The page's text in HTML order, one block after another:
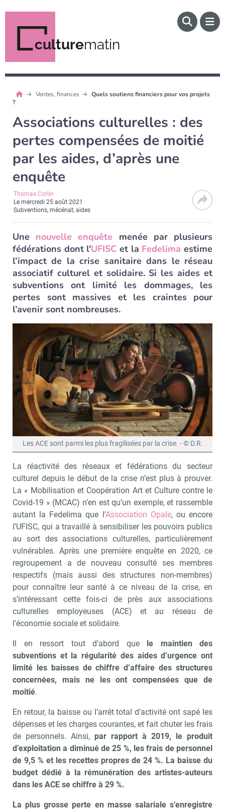
culturematin
Ventes, finances
Quels soutiens financiers pour vos projets
?
Associations culturelles : des
pertes compensées de moitié
par les aides, d’après une
enquête
Thomas Corlin
Lemercredi 25 août 2021
Subventions, mécénat, aides
Une nouvelle enquête menée par plusieurs
fédérations dont l'UFISC et la Fedelima estime
l’impact de la crise sanitaire dans le réseau
associatif culturel et solidaire. Si les aides et
subventions ont limité les dommages, les
pertes sont massives et les craintes pour
l’avenir sont nombreuses.
Les ACE sont parmi les plus fragilisées par la crise. - © D.R.
La réactivité des réseaux et fédérations du secteur
culturel depuis le début de la crise n’est plus à prouver.
La « Mobilisation et Coopération Art et Culture contre le
Covid-19 » (MCAC) n’en est qu’un exemple, et rassemble
autant la Fedelima que l'Association Opale, ou encore
l’UFISC, qui a travaillé à sensibiliser les pouvoirs publics
au sort des associations culturelles, particulièrement
vulnérables. Après une première enquête en 2020, ce
regroupement a de nouveau consulté ses membres
respectifs (mais aussi des structures non-membres)
pour connaître leur santé à ce niveau de la crise, en
s’intéressant cette fois-ci de près aux associations
culturelles employeuses (ACE) et au réseau de
l’économie sociale et solidaire.
Il en ressort tout d’abord que le maintien des
subventions et la régularité des aides d’urgence ont
limité les baisses de chiffre d’affaire des structures
concernées, mais ne les ont compensées que de
moitié.
En retour, la baisse ou l’arrêt total d’activité ont sapé les
dépenses et les charges courantes, et fait chuter les frais
de personnels. Ainsi, par rapport à 2019, le produit
d’exploitation a diminué de 25 %, les frais de personnel
de 9,5 % et les recettes propres de 24 %. La baisse du
budget dédié à la rémunération des artistes-auteurs
dans les ACE se chiffre à 29 %.
La plus grosse perte en masse salariale s’enregistre